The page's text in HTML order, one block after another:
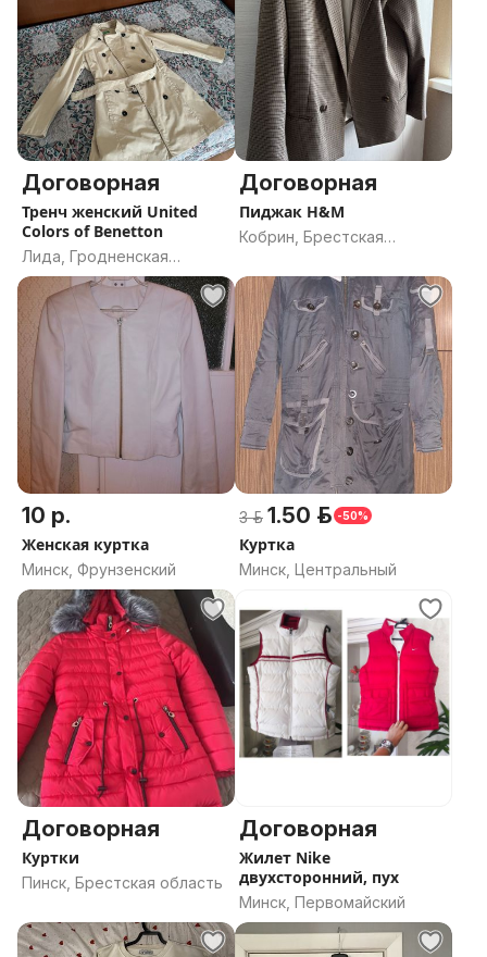
Договорная
Тренч женский United
Colors of Benetton
Лида, Гродненская
область
Договорная
Пиджак H&M
Кобрин, Брестская
10 р.
Женская куртка
Минск, Фрунзенский
3 р. 1.50 р. -50%
Куртка
Минск, Центральный
Договорная
Куртки
Пинск, Брестская область
Договорная
Жилет Nike
двухсторонний, пух
Минск, Первомайский